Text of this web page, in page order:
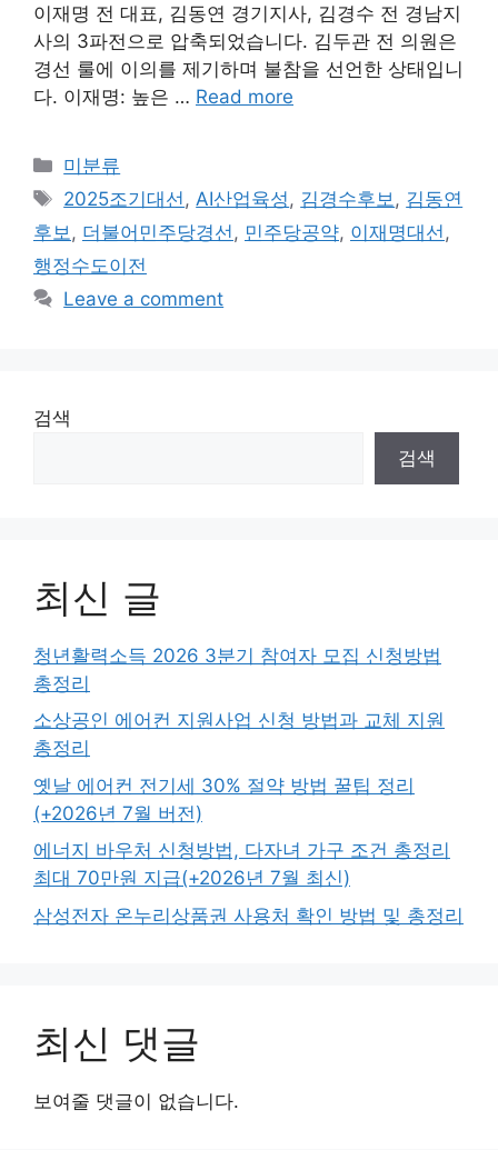
이재명 전 대표, 김동연 경기지사, 김경수 전 경남지
사의 3파전으로 압축되었습니다. 김두관 전 의원은
경선 룰에 이의를 제기하며 불참을 선언한 상태입니
다. 이재명: 높은 … Read more
Categories
미분류
Tags
2025조기대선 , AI산업육성 , 김경수후보 , 김동연
후보 , 더불어민주당경선 , 민주당공약, 이재명대선 ,
행정수도이전
Leave a comment
검색
검색
최신 글
청년활력소득 2026 3분기 참여자 모집 신청방법
총정리
소상공인 에어컨 지원사업 신청 방법과 교체 지원
총정리
옛날 에어컨 전기세 30% 절약 방법 꿀팁 정리
(+2026년 7월 버전)
에너지 바우처 신청방법, 다자녀 가구 조건 총정리
최대 70만원 지급(+2026년 7월 최신)
삼성전자 온누리상품권 사용처 확인 방법 및 총정리
최신 댓글
보여줄 댓글이 없습니다.